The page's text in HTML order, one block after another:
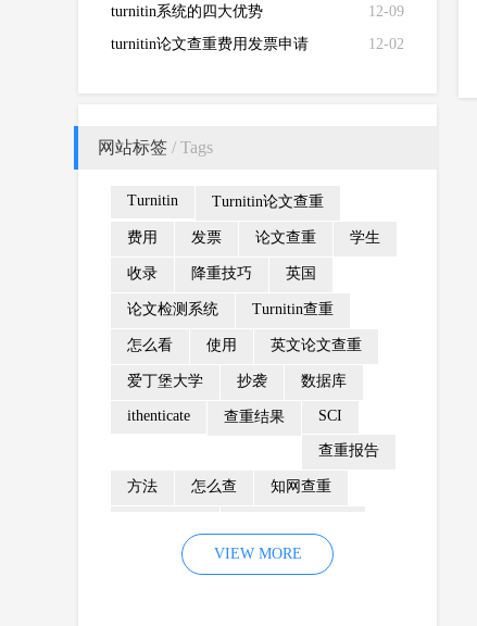
12-09
turnitin系统的四大优势
12-02
turnitin论文查重费用发票申请
网站标签 / Tags
Turnitin Turnitin论文查重
费用 发票 论文查重 学生
收录 降重技巧 英国
论文检测系统 Turnitin查重
怎么看 使用 英文论文查重
爱丁堡大学 抄袭 数据库
ithenticate 查重结果 SCI
查重报告
方法 怎么查 知网查重
颜色 相似性报告
VIEW MORE